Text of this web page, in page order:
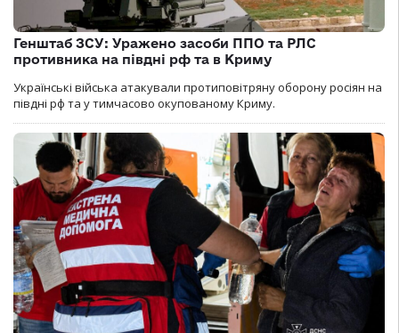
Генштаб ЗСУ: Уражено засоби ППО та РЛС
противника на півдні рф та в Криму
Українські війська атакували протиповітряну оборону росіян на
півдні рф та у тимчасово окупованому Криму.